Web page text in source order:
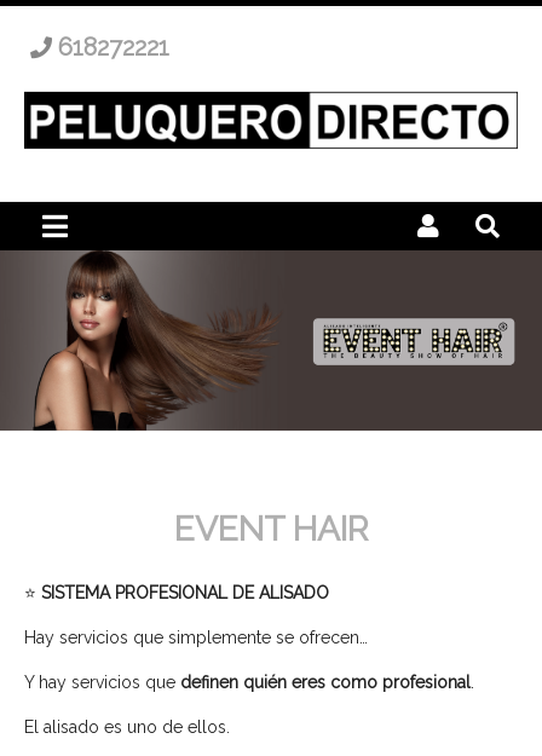
618272221
EVENT HAIR
⭐ SISTEMA PROFESIONAL DE ALISADO
Hay servicios que simplemente se ofrecen…
Y hay servicios que definen quién eres como profesional.
El alisado es uno de ellos.